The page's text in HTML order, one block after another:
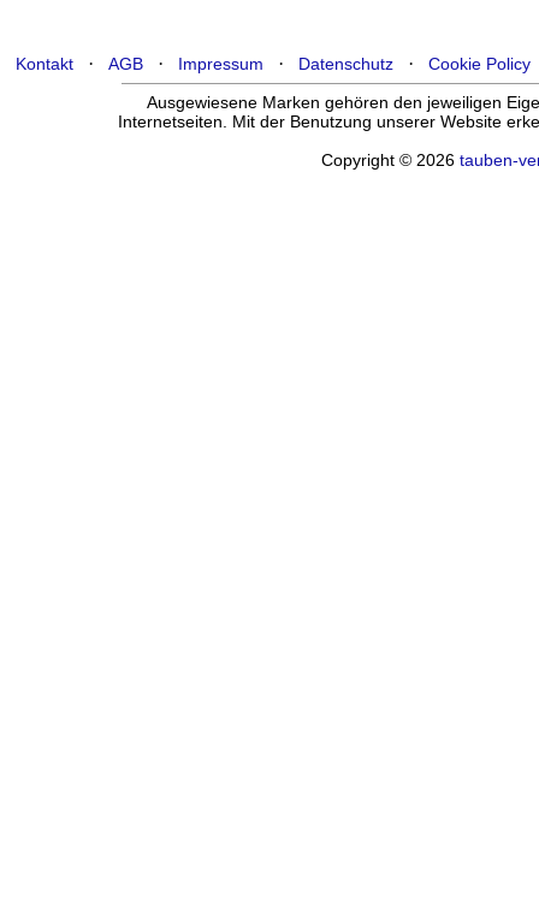
Kontakt· AGB· Impressum · Datenschutz· Cookie Policy
Ausgewiesene Marken gehören den jeweiligen
Internetseiten. Mit der Benutzung unserer Website
Copyright © 2026 tauben-